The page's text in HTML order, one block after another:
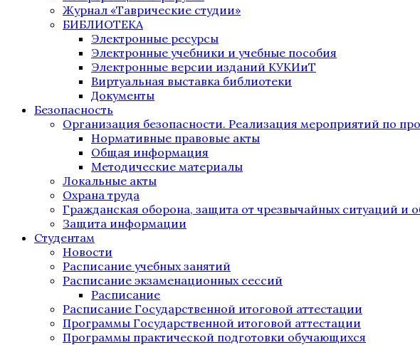
Журнал «Таврические студии»
БИБЛИОТЕКА
Электронные ресурсы
Электронные учебники и учебные пособия
Электронные версии изданий КУКИиТ
Виртуальная выставка библиотеки
Документы
Безопасность
Организация безопасности. Реализация мероприятий по
Нормативные правовые акты
Общая информация
Методические материалы
Локальные акты
Охрана труда
Гражданская оборона, защита от чрезвычайных ситуаций и
Защита информации
Студентам
Новости
Расписание учебных занятий
Расписание экзаменационных сессий
Расписание
Расписание Государственной итоговой аттестации
Программы Государственной итоговой аттестации
Программы практической подготовки обучающихся